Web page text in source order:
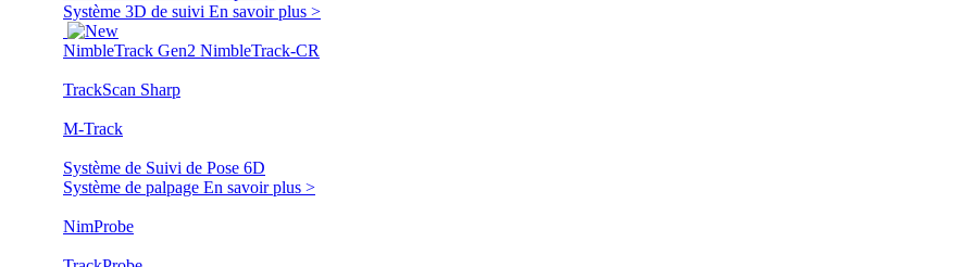
Système 3D de suivi En savoir plus >
NimbleTrack Gen2 NimbleTrack-CR
TrackScan Sharp
M-Track
Système de Suivi de Pose 6D
Système de palpage En savoir plus >
NimProbe